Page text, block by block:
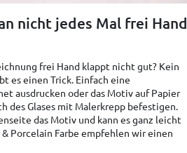
nicht jedes Mal frei Hand
frei Hand klappt nicht gut? Kein
es einen Trick. Einfach eine
ausdrucken oder das Motiv auf Papier
des Glases mit Malerkrepp befestigen.
das Motiv und kann es ganz leicht
Porcelain Farbe empfehlen wir einen